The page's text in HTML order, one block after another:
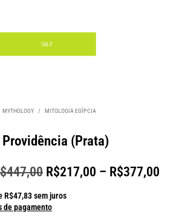
SALE
MYTHOLOGY / MITOLOGIA EGÍPCIA
(Prata)
447,00 R$217,00 – R$377,00
R$47,83sem juros
de pagamento